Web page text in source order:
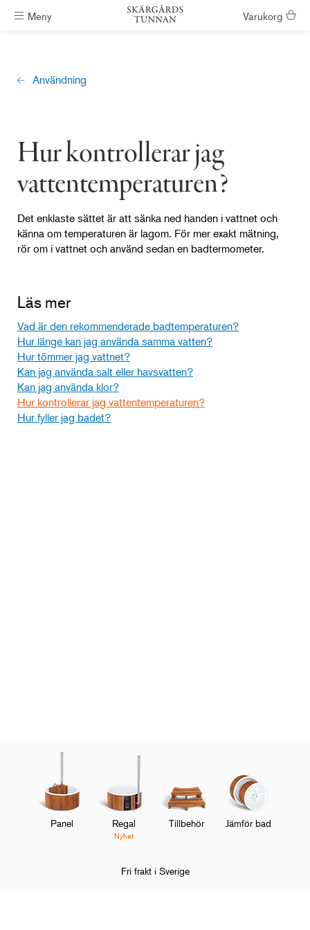
Meny Varukorg
Användning
Hur kontrollerar jag
vattentemperaturen?
Det enklaste sättet är att sänka ned handen i vattnet och
känna om temperaturen är lagom. För mer exakt mätning,
rör om i vattnet och använd sedan en badtermometer.
Läs mer
Vad är den rekommenderade badtemperaturen?
Hur länge kan jag använda samma vatten?
Hur tömmer jag vattnet?
Kan jag använda salt eller havsvatten?
Kan jag använda klor?
Hur kontrollerar jag vattentemperaturen?
Hur fyller jag badet?
Panel Regal
Nyhet
Tillbehör Jämför bad
Fri frakt i Sverige